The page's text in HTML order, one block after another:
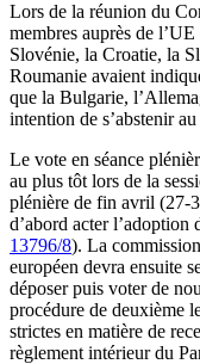
Lors de la réunion du
membres auprès de
Slovénie, la Croatie, la
Roumanie avaient
que la Bulgarie,
intention de s’abstenir
Le vote en séance
au plus tôt lors de la
plénière de fin avril (27-
d’abord acter
13796/8). La
européen devra ensuite
déposer puis voter de
procédure de deuxième
strictes en matière de
règlement intérieur du